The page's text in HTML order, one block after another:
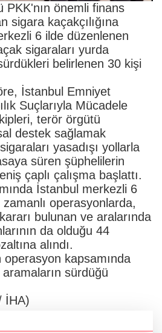
PKK'nın önemli finans
sigara kaçakçılığına
6 ilde düzenlenen
sigaraları yurda
belirlenen 30 kişi
İstanbul Emniyet
Suçlarıyla Mücadele
terör örgütü
destek sağlamak
yasadışı yollarla
süren şüphelilerin
çaplı çalışma başlattı.
İstanbul merkezli 6
operasyonlarda,
bulunan ve aralarında
da olduğu 44
alındı.
kapsamında
sürdüğü
İHA)